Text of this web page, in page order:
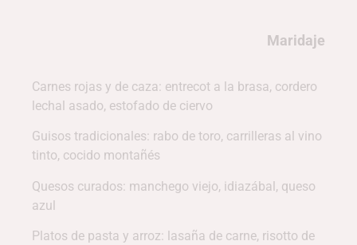
Maridaje
Carnes rojas y de caza: entrecot a la brasa, cordero
lechal asado, estofado de ciervo
Guisos tradicionales: rabo de toro, carrilleras al vino
tinto, cocido montañés
Quesos curados: manchego viejo, idiazábal, queso
azul
Platos de pasta y arroz: lasaña de carne, risotto de